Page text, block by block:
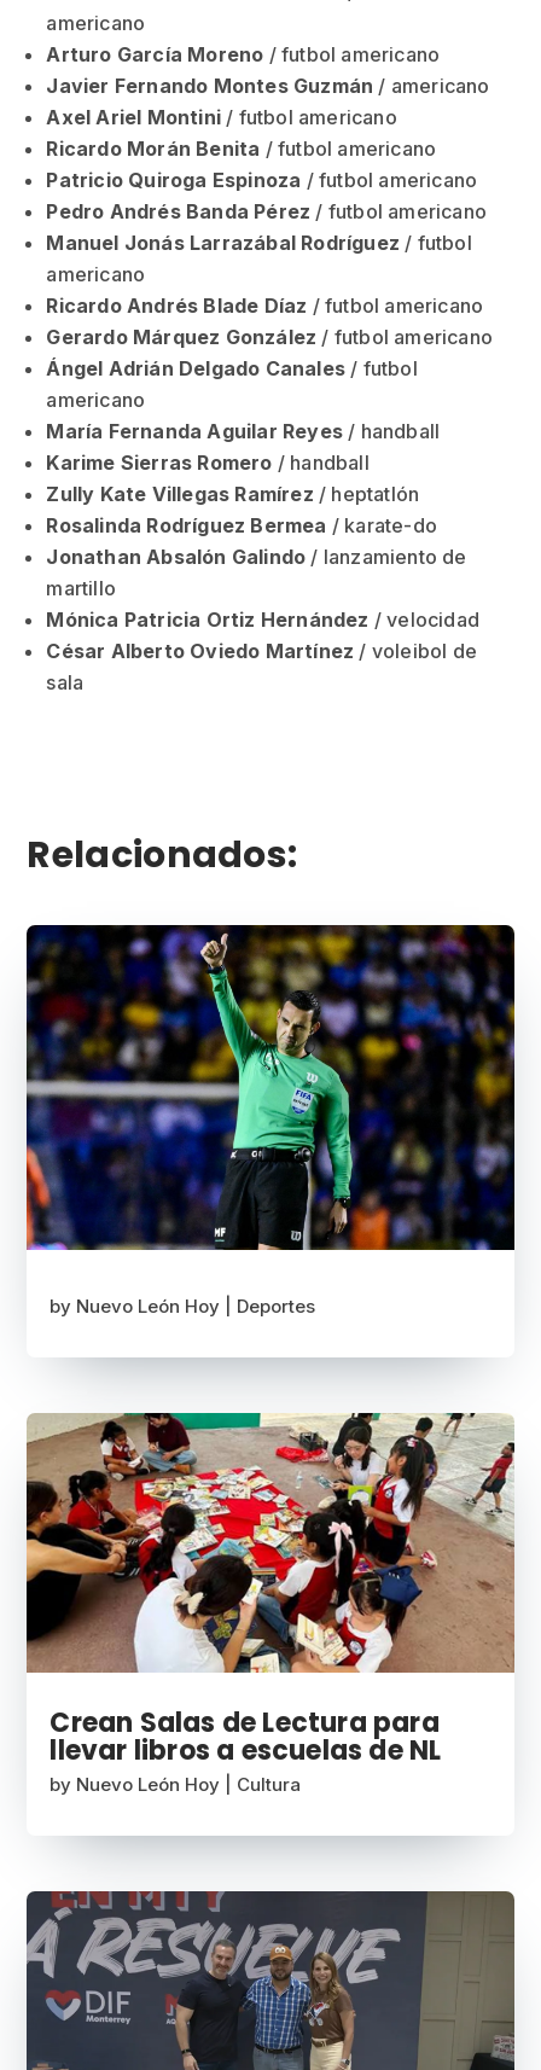
americano
Arturo García Moreno / futbol americano
Javier Fernando Montes Guzmán / americano
Axel Ariel Montini / futbol americano
Ricardo Morán Benita / futbol americano
Patricio Quiroga Espinoza / futbol americano
Pedro Andrés Banda Pérez / futbol americano
Manuel Jonás Larrazábal Rodríguez / futbol
americano
Ricardo Andrés Blade Díaz / futbol americano
Gerardo Márquez González / futbol americano
Ángel Adrián Delgado Canales / futbol
americano
María Fernanda Aguilar Reyes / handball
Karime Sierras Romero / handball
Zully Kate Villegas Ramírez / heptatlón
Rosalinda Rodríguez Bermea / karate-do
Jonathan Absalón Galindo / lanzamiento de
martillo
Mónica Patricia Ortiz Hernández / velocidad
César Alberto Oviedo Martínez / voleibol de
sala
Relacionados:
by Nuevo León Hoy Deportes
Crean Salas de Lectura para
llevar libros a escuelas de NL
by Nuevo León Hoy Cultura